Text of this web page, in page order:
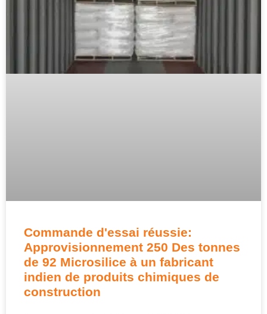
Commande d'essai réussie:
Approvisionnement 250 Des tonnes
de 92 Microsilice à un fabricant
indien de produits chimiques de
construction